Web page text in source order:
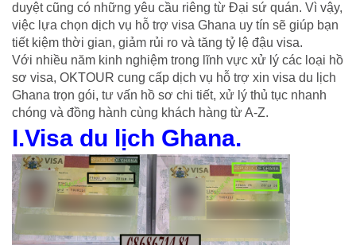
duyệt cũng có những yêu cầu riêng từ Đại sứ quán. Vì vậy,
việc lựa chọn dịch vụ hỗ trợ visa Ghana uy tín sẽ giúp bạn
tiết kiệm thời gian, giảm rủi ro và tăng tỷ lệ đậu visa.
Với nhiều năm kinh nghiệm trong lĩnh vực xử lý các loại hồ
sơ visa, OKTOUR cung cấp dịch vụ hỗ trợ xin visa du lịch
Ghana trọn gói, tư vấn hồ sơ chi tiết, xử lý thủ tục nhanh
chóng và đồng hành cùng khách hàng từ A-Z.
I.Visa du lịch Ghana.